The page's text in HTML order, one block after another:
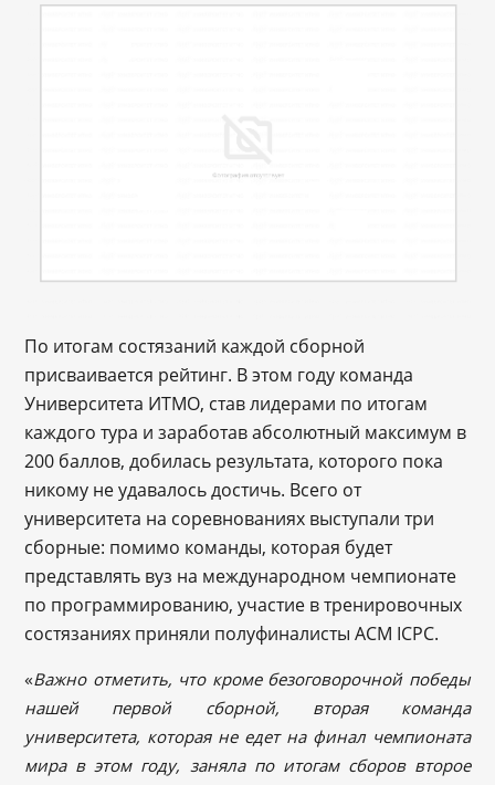
По итогам состязаний каждой сборной
присваивается рейтинг. В этом году команда
Университета ИТМО, став лидерами по итогам
каждого тура и заработав абсолютный максимум в
200 баллов, добилась результата, которого пока
никому не удавалось достичь. Всего от
университета на соревнованиях выступали три
сборные: помимо команды, которая будет
представлять вуз на международном чемпионате
по программированию, участие в тренировочных
состязаниях приняли полуфиналисты ACM ICPC.
«Важно отметить, что кроме безоговорочной победы
нашей первой сборной, вторая команда
университета, которая не едет на финал чемпионата
мира в этом году, заняла по итогам сборов второе